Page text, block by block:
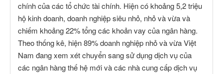
chính của các tổ chức tài chính. Hiện có khoảng 5,2 triệu
hộ kinh doanh, doanh nghiệp siêu nhỏ, nhỏ và vừa và
chiếm khoảng 22% tổng các khoản vay của ngân hàng.
Theo thống kê, hiện 89% doanh nghiệp nhỏ và vừa Việt
Nam đang xem xét chuyển sang sử dụng dịch vụ của
các ngân hàng thế hệ mới và các nhà cung cấp dịch vụ